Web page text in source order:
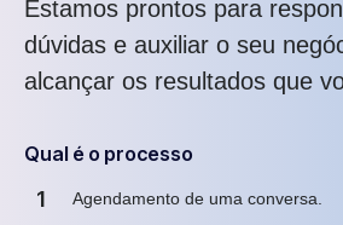
Estamos prontos para
dúvidas e auxiliar o seu
alcançar os resultados que
Qual é o processo
1 Agendamento de uma conversa.